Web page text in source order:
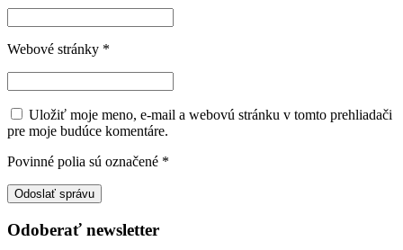
Webové stránky *
Uložiť moje meno, e-mail a webovú stránku v tomto prehliadači
pre moje budúce komentáre.
Povinné polia sú označené *
Odoberať newsletter